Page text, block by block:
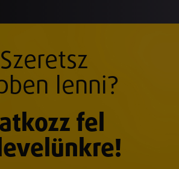
Szeretsz
lenni?
fel